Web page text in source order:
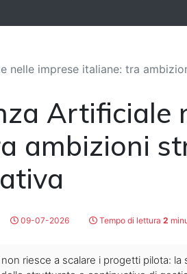
nelle imprese italiane: tra
Artificiale
ambizioni
09-07-2026 Tempo di lettura 2
riesce a scalare i progetti pilota: la